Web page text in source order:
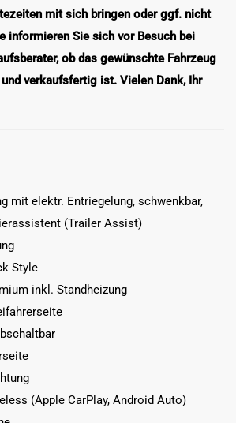
mit sich bringen oder ggf. nicht
informieren Sie sich vor Besuch bei
ob das gewünschte Fahrzeug
verkaufsfertig ist. Vielen Dank, Ihr
mit elektr. Entriegelung, schwenkbar,
(Trailer Assist)
Style
inkl. Standheizung
(Apple CarPlay, Android Auto)